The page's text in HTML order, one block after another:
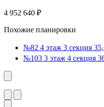
4 952 640 ₽
Похожие планировки
№82 4 этаж 3 секция
№103 3 этаж 4 секция